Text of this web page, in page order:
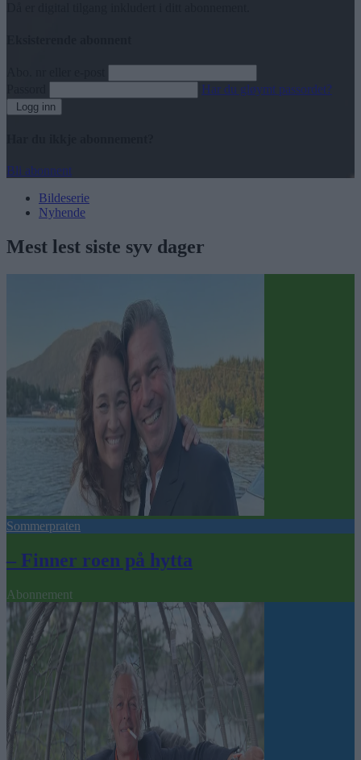
Har du gløymt passordet?
Logg inn
Bli abonnent
Bildeserie
Nyhende
Mest lest siste syv dager
Sommerpraten
– Finner roen på hytta
Abonnement